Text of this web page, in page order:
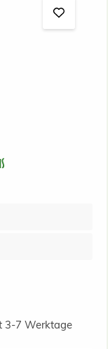
3-7 Werktage